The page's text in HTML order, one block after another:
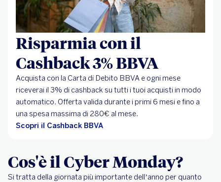
Risparmia con il
Cashback 3% BBVA
Acquista con la Carta di Debito BBVA e ogni mese
riceverai il 3% di cashback su tutti i tuoi acquisti in modo
automatico. Offerta valida durante i primi 6 mesi e fino a
una spesa massima di 280€ al mese.
Scopri il Cashback BBVA
Cos'è il Cyber Monday?
Si tratta della giornata più importante dell’anno per quanto